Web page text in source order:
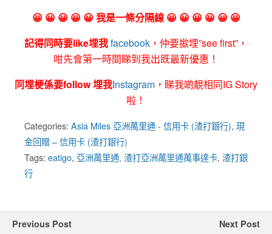
😀 😀 😀 😀 😀 我是一條分隔線 😀 😀 😀 😀 😀 😀
記得同時要like埋我facebook ，仲要撳埋”see first”，
咁先會第一時間睇到我出既最新優惠！
同埋梗係要follow 埋我Instagram ，睇我啲靚相同IG Story
啦！
Categories: Asia Miles 亞洲萬里通 - 信用卡 (渣打銀行), 現
金回贈 – 信用卡 (渣打銀行)
Tags: eatigo, 亞洲萬里通, 渣打亞洲萬里通萬事達卡, 渣打銀
行
Previous Post Next Post